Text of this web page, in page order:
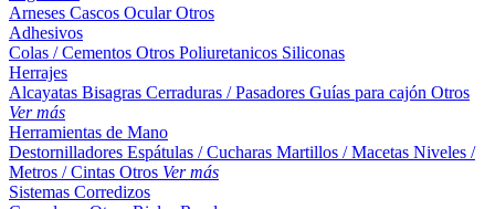
Arneses Cascos OcularOtros
Adhesivos
Colas / Cementos Otros Poliuretanicos Siliconas
Herrajes
Alcayatas Bisagras Cerraduras / Pasadores Guías para cajón Otros
Ver más
Herramientas de Mano
Destornilladores Espátulas / Cucharas Martillos / Macetas Niveles /
Metros / Cintas Otros Ver más
Sistemas Corredizos